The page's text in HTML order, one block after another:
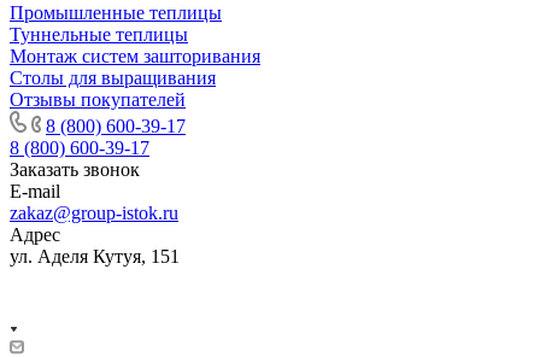
Промышленные теплицы
Туннельные теплицы
Монтаж систем зашторивания
Столы для выращивания
Отзывы покупателей
8 (800) 600-39-17
8 (800) 600-39-17
Заказать звонок
E-mail
zakaz@group-istok.ru
Адрес
ул. Аделя Кутуя, 151